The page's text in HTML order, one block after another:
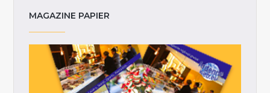
MAGAZINE PAPIER